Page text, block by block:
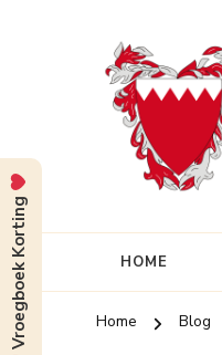
HOME
Home Blog
Vroegboek Korting